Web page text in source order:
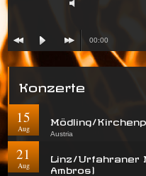
00:00
Konzerte
15
Aug
Mödling/
Austria
21
Aug
Linz/Urfahraner
Ambros)